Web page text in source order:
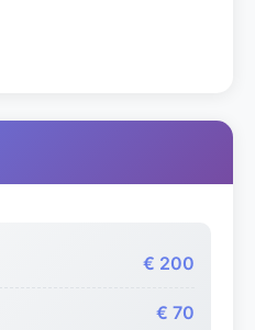
€ 200
€ 70